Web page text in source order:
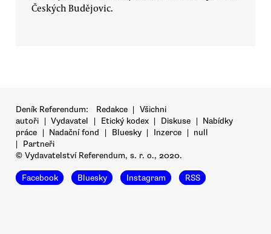
Českých Budějovic.
Deník Referendum: Redakce | Všichni
autoři | Vydavatel | Etický kodex | Diskuse | Nabídky
práce | Nadační fond | Bluesky | Inzerce | null
|
Partneři
© Vydavatelství Referendum, s. r. o., 2020.
Facebook Bluesky Instagram RSS